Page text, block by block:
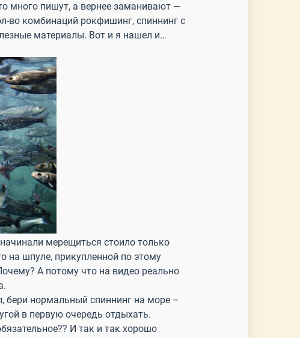
много пишут, а вернее заманивают —
во комбинаций рокфишинг, спиннинг с
материалы. Вот и я нашел и…
мерещиться стоило только
на шпуле, прикупленной по этому
А потому что на видео реально
бери нормальный спиннинг на море –
в первую очередь отдыхать.
И так и так хорошо